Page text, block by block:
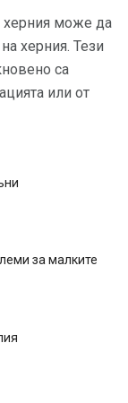
херния може да
херния. Тези
са
или от
за малките